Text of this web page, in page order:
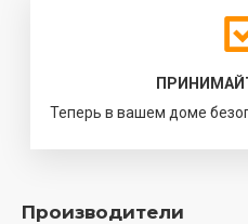
Теперь в вашем доме
Производители